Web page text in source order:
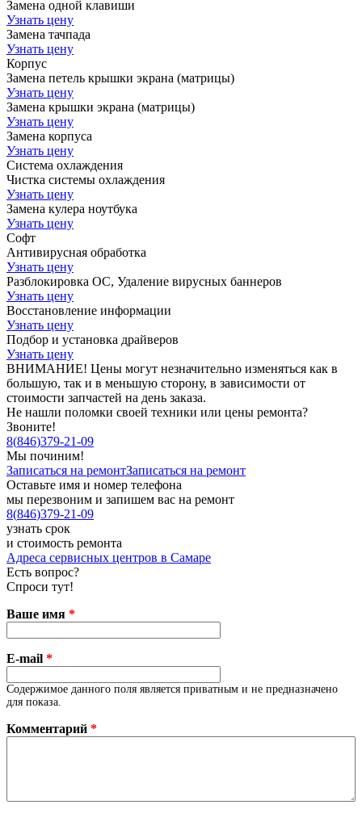
Замена одной клавиши
Узнать цену
Замена тачпада
Узнать цену
Корпус
Замена петель крышки экрана (матрицы)
Узнать цену
Замена крышки экрана (матрицы)
Узнать цену
Замена корпуса
Узнать цену
Система охлаждения
Чистка системы охлаждения
Узнать цену
Замена кулера ноутбука
Узнать цену
Софт
Антивирусная обработка
Узнать цену
Разблокировка ОС, Удаление вирусных баннеров
Узнать цену
Восстановление информации
Узнать цену
Подбор и установка драйверов
Узнать цену
ВНИМАНИЕ! Цены могут незначительно изменяться как в
большую, так и в меньшую сторону, в зависимости от
стоимости запчастей на день заказа.
Не нашли поломки своей техники или цены ремонта?
Звоните!
8(846)379-21-09
Мы починим!
Записаться на ремонтЗаписаться на ремонт
Оставьте имя и номер телефона
мы перезвоним и запишем вас на ремонт
8(846)379-21-09
узнать срок
и стоимость ремонта
Адреса сервисных центров в Самаре
Есть вопрос?
Спроси тут!
Ваше имя *
E-mail *
Содержимое данного поля является приватным и не предназначено
для показа.
Комментарий *